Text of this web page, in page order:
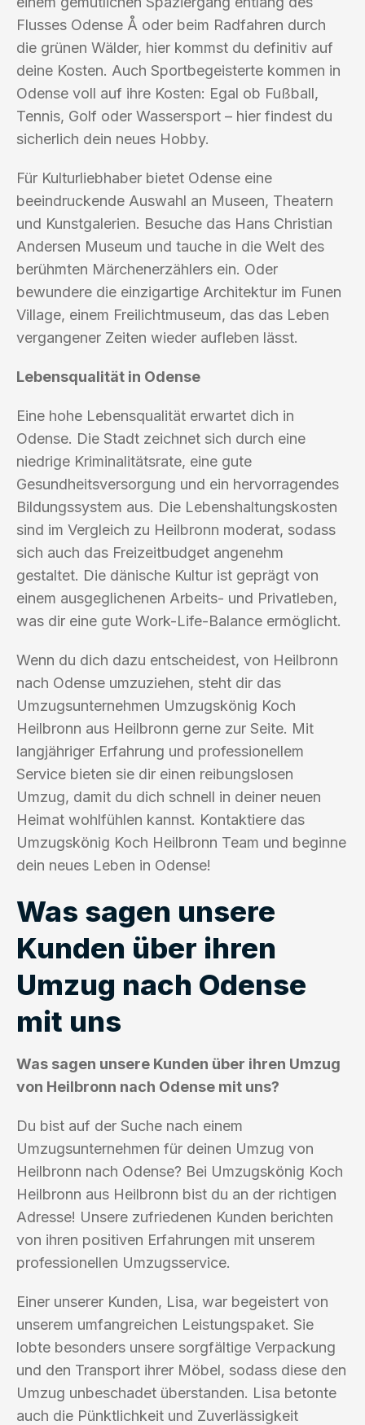
Flusses Odense Å oder beim Radfahren durch
die grünen Wälder, hier kommst du definitiv auf
deine Kosten. Auch Sportbegeisterte kommen in
Odense voll auf ihre Kosten: Egal ob Fußball,
Tennis, Golf oder Wassersport – hier findest du
sicherlich dein neues Hobby.
Für Kulturliebhaber bietet Odense eine
beeindruckende Auswahl an Museen, Theatern
und Kunstgalerien. Besuche das Hans Christian
Andersen Museum und tauche in die Welt des
berühmten Märchenerzählers ein. Oder
bewundere die einzigartige Architektur im Funen
Village, einem Freilichtmuseum, das das Leben
vergangener Zeiten wieder aufleben lässt.
Lebensqualität in Odense
Eine hohe Lebensqualität erwartet dich in
Odense. Die Stadt zeichnet sich durch eine
niedrige Kriminalitätsrate, eine gute
Gesundheitsversorgung und ein hervorragendes
Bildungssystem aus. Die Lebenshaltungskosten
sind im Vergleich zu Heilbronn moderat, sodass
sich auch das Freizeitbudget angenehm
gestaltet. Die dänische Kultur ist geprägt von
einem ausgeglichenen Arbeits- und Privatleben,
was dir eine gute Work-Life-Balance ermöglicht.
Wenn du dich dazu entscheidest, von Heilbronn
nach Odense umzuziehen, steht dir das
Umzugsunternehmen Umzugskönig Koch
Heilbronn aus Heilbronn gerne zur Seite. Mit
langjähriger Erfahrung und professionellem
Service bieten sie dir einen reibungslosen
Umzug, damit du dich schnell in deiner neuen
Heimat wohlfühlen kannst. Kontaktiere das
Umzugskönig Koch Heilbronn Team und beginne
dein neues Leben in Odense!
Was sagen unsere
Kunden über ihren
Umzug nach Odense
mit uns
Was sagen unsere Kunden über ihren Umzug
von Heilbronn nach Odense mit uns?
Du bist auf der Suche nach einem
Umzugsunternehmen für deinen Umzug von
Heilbronn nach Odense? Bei Umzugskönig Koch
Heilbronn aus Heilbronn bist du an der richtigen
Adresse! Unsere zufriedenen Kunden berichten
von ihren positiven Erfahrungen mit unserem
professionellen Umzugsservice.
Einer unserer Kunden, Lisa, war begeistert von
unserem umfangreichen Leistungspaket. Sie
lobte besonders unsere sorgfältige Verpackung
und den Transport ihrer Möbel, sodass diese den
Umzug unbeschadet überstanden. Lisa betonte
auch die Pünktlichkeit und Zuverlässigkeit